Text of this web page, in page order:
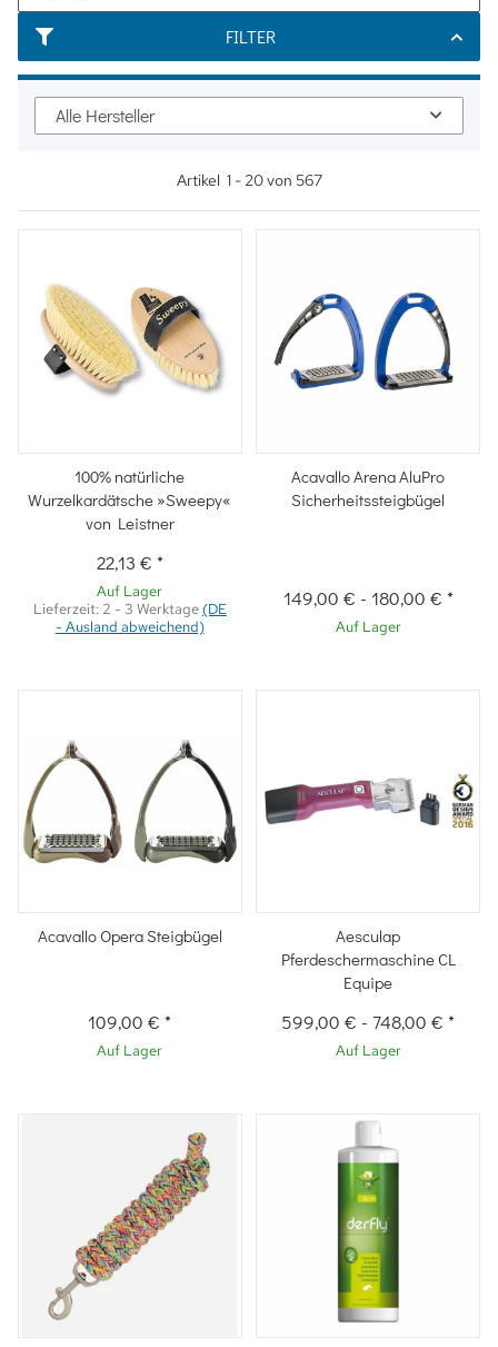
FILTER
Alle Hersteller
Artikel 1- 20von 567
100% natürliche
Wurzelkardätsche »Sweepy«
von Leistner
22,13 € *
Auf Lager
Lieferzeit: 2 - 3 Werktage (DE
- Ausland abweichend)
Acavallo Arena AluPro
Sicherheitssteigbügel
149,00 € - 180,00 € *
Auf Lager
Acavallo Opera Steigbügel
109,00 €*
Auf Lager
Aesculap
Pferdeschermaschine CL
Equipe
599,00 € -748,00 €*
Auf Lager